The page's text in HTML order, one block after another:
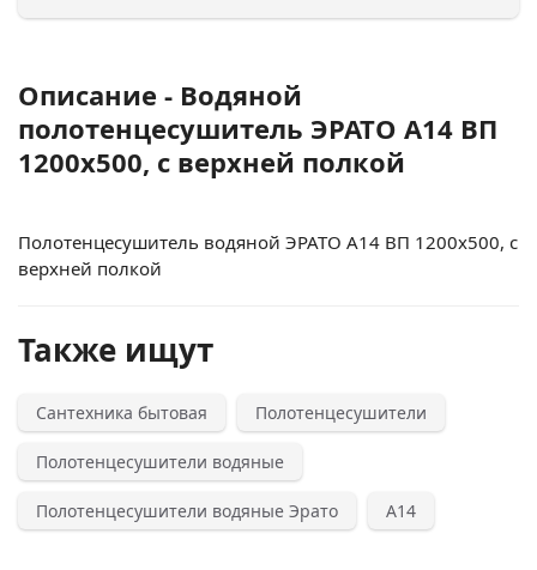
Описание - Водяной
полотенцесушитель ЭРАТО А14 ВП
1200x500, с верхней полкой
Полотенцесушитель водяной ЭРАТО А14 ВП 1200x500, с
верхней полкой
Также ищут
Сантехника бытовая Полотенцесушители
Полотенцесушители водяные
Полотенцесушители водяные Эрато А14